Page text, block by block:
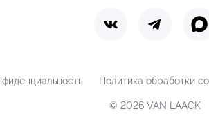
Политика обработки
© 2026 VAN LAACK